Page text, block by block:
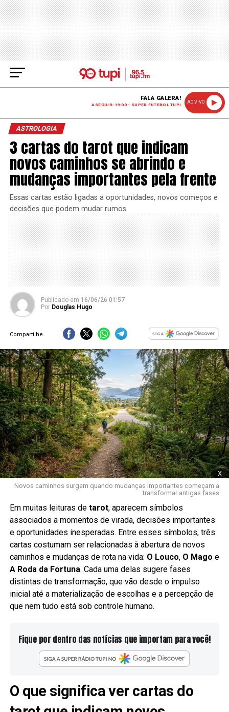
FALA GALERA!
A SEGUIR: 19:00 - SUPER FUTEBOL TUPI
AO VIVO
ASTROLOGIA
3 cartas do tarot que indicam
novos caminhos se abrindo e
mudanças importantes pela frente
Essas cartas estão ligadas a oportunidades, novos começos e
decisões que podem mudar rumos
Publicado em 16/06/26 01:57
Por Douglas Hugo
Compartilhe
x
Novos caminhos surgem quando mudanças importantes começam a
transformar antigas fases
Em muitas leituras de tarot, aparecem símbolos
associados a momentos de virada, decisões importantes
e oportunidades inesperadas. Entre esses símbolos, três
cartas costumam ser relacionadas à abertura de novos
caminhos e mudanças de rota na vida: O Louco, O Mago e
A Roda da Fortuna. Cada uma delas sugere fases
distintas de transformação, que vão desde o impulso
inicial até a materialização de escolhas e a percepção de
que nem tudo está sob controle humano.
Fique por dentro das notícias que importam para você!
O que significa ver cartas do